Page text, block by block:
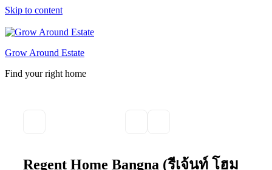
Skip to content
Grow Around Estate
Find your right home
Regent Home Bangna (รีเจ้นท์ โฮม